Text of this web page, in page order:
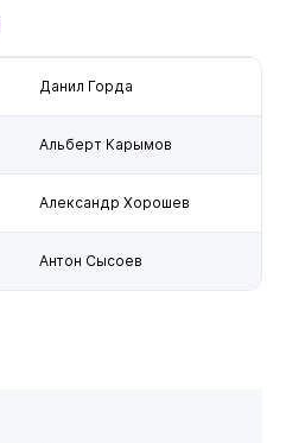
Данил Горда
Альберт Карымов
Александр Хорошев
Антон Сысоев